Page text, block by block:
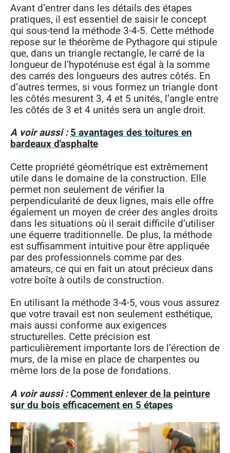
Avant d’entrer dans les détails des étapes
pratiques, il est essentiel de saisir le concept
qui sous-tend la méthode 3-4-5. Cette méthode
repose sur le théorème de Pythagore qui stipule
que, dans un triangle rectangle, le carré de la
longueur de l’hypoténuse est égal à la somme
des carrés des longueurs des autres côtés. En
d’autres termes, si vous formez un triangle dont
les côtés mesurent 3, 4 et 5 unités, l’angle entre
les côtés de 3 et 4 unités sera un angle droit.
A voir aussi :5 avantages des toitures en
bardeaux d'asphalte
Cette propriété géométrique est extrêmement
utile dans le domaine de la construction. Elle
permet non seulement de vérifier la
perpendicularité de deux lignes, mais elle offre
également un moyen de créer des angles droits
dans les situations où il serait difficile d’utiliser
une équerre traditionnelle. De plus, la méthode
est suffisamment intuitive pour être appliquée
par des professionnels comme par des
amateurs, ce qui en fait un atout précieux dans
votre boîte à outils de construction.
En utilisant la méthode 3-4-5, vous vous assurez
que votre travail est non seulement esthétique,
mais aussi conforme aux exigences
structurelles. Cette précision est
particulièrement importante lors de l’érection de
murs, de la mise en place de charpentes ou
même lors de la pose de fondations.
A voir aussi :Comment enlever de la peinture
sur du bois efficacement en 5 étapes